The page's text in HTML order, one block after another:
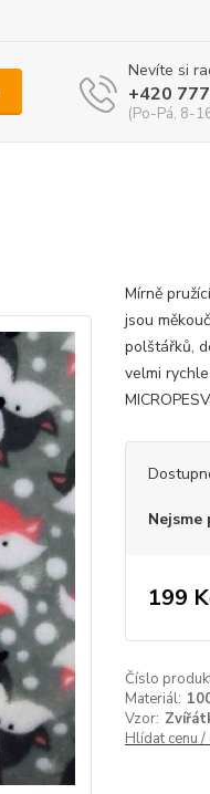
Nevíte si
+420
(Po-Pá, 8-
Mírně
jsou
polštářků,
velmi
Nejsme
199
Číslo
Materiál:
Vzor:
Hlídat cenu